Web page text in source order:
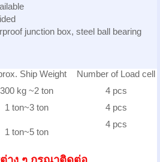
junction box, steel ball bearing
Ship Weight
Number of Load cell
300 kg ~2 ton
4 pcs
1 ton~3 ton 4 pcs
1 ton~5 ton
4 pcs